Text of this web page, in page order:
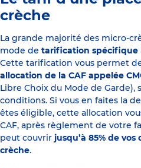
crèche
La grande majorité des micro-
mode de tarification spécifique
Cette tarification vous permet
allocation de la CAF appelée
Libre Choix du Mode de Garde),
conditions. Si vous en faites la
êtes éligible, cette allocation
CAF, après règlement de votre
peut couvrir jusqu’à 85% de
crèche.